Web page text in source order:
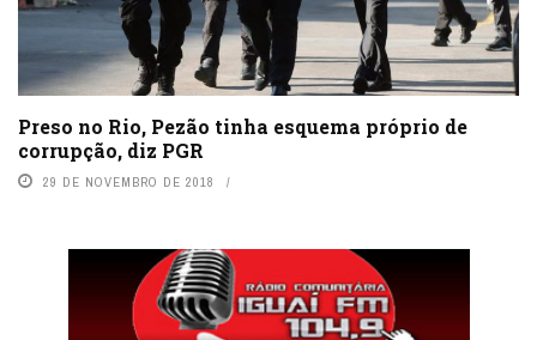
Preso no Rio, Pezão tinha esquema próprio de
corrupção, diz PGR
29 DE NOVEMBRO DE 2018